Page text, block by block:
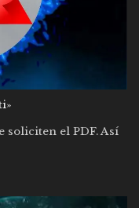
soliciten el PDF. Así